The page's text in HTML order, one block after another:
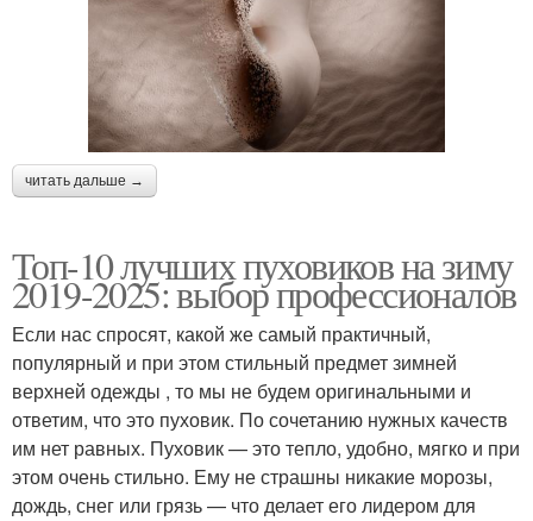
читать дальше →
Топ-10 лучших пуховиков на зиму
2019-2025: выбор профессионалов
Если нас спросят, какой же самый практичный,
популярный и при этом стильный предмет зимней
верхней одежды , то мы не будем оригинальными и
ответим, что это пуховик. По сочетанию нужных качеств
им нет равных. Пуховик — это тепло, удобно, мягко и при
этом очень стильно. Ему не страшны никакие морозы,
дождь, снег или грязь — что делает его лидером для